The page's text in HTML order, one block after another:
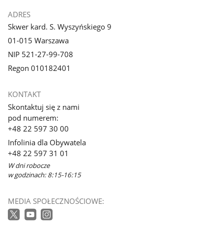
ADRES
Skwer kard. S. Wyszyńskiego 9
01-015 Warszawa
NIP 521-27-99-708
Regon 010182401
KONTAKT
Skontaktuj się z nami
pod numerem:
+48 22 597 30 00
Infolinia dla Obywatela
+48 22 597 31 01
W dni robocze
w godzinach: 8:15-16:15
MEDIA SPOŁECZNOŚCIOWE: